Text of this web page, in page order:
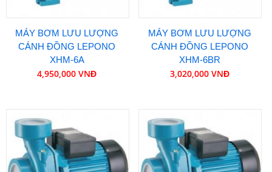
MÁY BƠM LƯU LƯỢNG
CÁNH ĐỒNG LEPONO
XHM-6A
4,950,000 VNĐ
MÁY BƠM LƯU LƯỢNG
CÁNH ĐỒNG LEPONO
XHM-6BR
3,020,000 VNĐ